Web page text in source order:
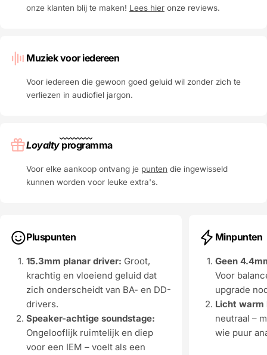
onze klanten blij te maken! Lees hier onze reviews.
Muziek voor iedereen
Voor iedereen die gewoon goed geluid wil zonder zich te
verliezen in audiofiel jargon.
Loyaltyprogramma
Voor elke aankoop ontvang je punten die ingewisseld
kunnen worden voor leuke extra's.
Pluspunten
15.3mm planar driver: Groot,
krachtig en vloeiend geluid dat
zich onderscheidt van BA- en DD-
drivers.
Speaker-achtige soundstage:
Ongelooflijk ruimtelijk en diep
voor een IEM – voelt als een
Minpunten
Geen
Voor
upgrade
Licht
neutraal –
wie puur